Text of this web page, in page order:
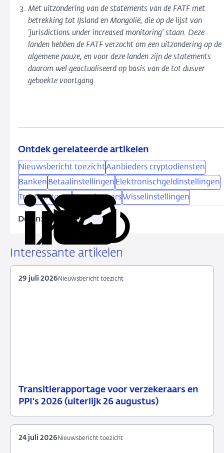
Met uitzondering van de statements van de FATF met
betrekking tot IJsland en Mongolië, die op de lijst van
‘jurisdictions under increased monitoring’ staan. Deze
landen hebben de FATF verzocht om een uitzondering op de
algemene pauze, en voor deze landen zijn de statements
daarom wel geactualiseerd op basis van de tot dusver
geboekte voortgang.
Ontdek gerelateerde artikelen
Nieuwsbericht toezichtAanbieders cryptodiensten
Banken Betaalinstellingen Elektronischgeldinstellingen
Trustkantoren
VerzekeraarsWisselinstellingen
Delen:
Deel
LinkedIn
via
X
Deel
Facebook
Deel
e-
Kopieer
Interessante artikelen
Transitierapportage voor verzekeraars en
PPI's 2026 (uiterlijk 26 augustus)
29
Nieuwsbericht
Nieuwsbericht toezicht
29 juli 2026
Nieuwsbericht toezicht
24 juli 2026